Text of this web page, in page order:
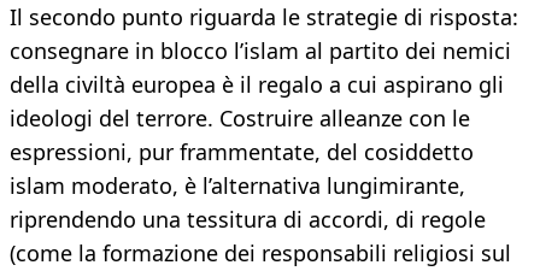
Il secondo punto riguarda le strategie di risposta:
consegnare in blocco l’islam al partito dei nemici
della civiltà europea è il regalo a cui aspirano gli
ideologi del terrore. Costruire alleanze con le
espressioni, pur frammentate, del cosiddetto
islam moderato, è l’alternativa lungimirante,
riprendendo una tessitura di accordi, di regole
(come la formazione dei responsabili religiosi sul